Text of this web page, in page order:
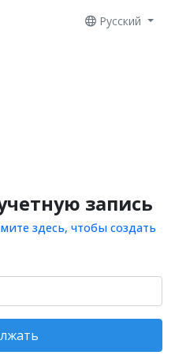
Русский
запись
здесь, чтобы создать